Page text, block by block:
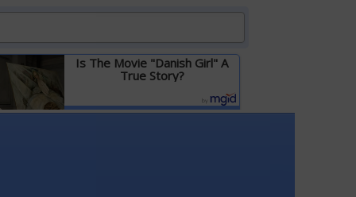
Is The Movie "Danish Girl" A
True Story?
Детальніше